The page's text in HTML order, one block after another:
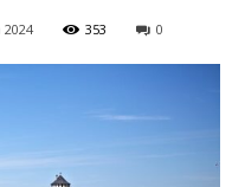
353 0